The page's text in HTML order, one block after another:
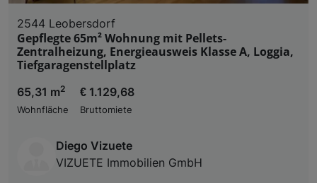
2544 Leobersdorf
Gepflegte 65m² Wohnung mit Pellets-
Zentralheizung, Energieausweis Klasse A, Loggia,
Tiefgaragenstellplatz
65,31 m2
Wohnfläche
€ 1.129,68
Bruttomiete
Diego Vizuete
VIZUETE Immobilien GmbH